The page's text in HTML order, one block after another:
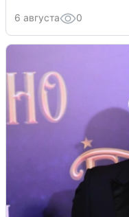
6 августа 0